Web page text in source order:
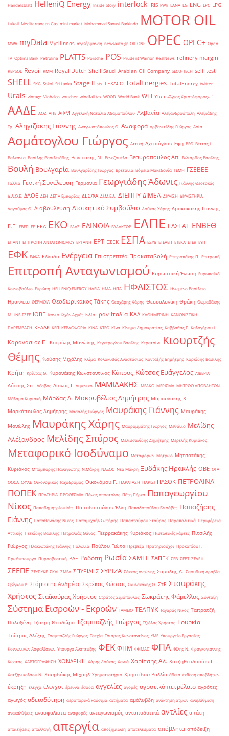
Handelsblatt HelleniQ Energy Inside Story interlock IRIS kWh LANA LG LNG LPC LPG
Lukoil Mediterranean Gas mini market Mohammad Sanusi Barkindo MOTOR OIL
MWh myData Mytilineos myΘέρμανση newsauto.gr OIL ONE OPEC OPEC+ Open
TV Optima Bank Petrolina PLATTS Porsche POS Prudent Warrior RealNews refinery margin
REPSOL Revoil RMM Royal Dutch Shell Saudi Arabian Oil Company SECU-TECH self-test
SHELL SKG Sokol Sri Lanka Stage II sts TEXACO TotalEnergies TotalEnergy twitter
Urals vintage Viohalco voucher windfall tax WOOD World Bank WTI Yiufi «Άγιος Χριστόφορος» ΄1
ΑΑΔΕ ΑΟΖ ΑΠΕ ΑΦΜ Αγγελική Ναταλία Αδαμοπούλου Αλβανία Αλεξανδρούπολη Αλεξιάδης
Τρ. Αληγιζάκης Γιάννης Αναγνωστόπουλος Θ. Αναφορά Αρβανιτίδης Γιώργος Ασία
Ασμάτογλου Γιώργος Αττική Αχτσιόγλου Έφη ΒΕΘ Βέττας Ι.
Βαλκάνια Βασίλης Βασιλειάδης Βελετάκης Ν. Βενεζουέλα Βεσυρόπουλος Απ. Βιλιάρδος Βασίλης
Βουλή Βουλγαρία Βουλγαρίδης Γιώργος Βρετανία Βόρεια Μακεδονία ΓΕΜΗ ΓΣΕΒΕΕ
Γαλλία Γενική Συνέλευση Γερμανία Γεωργιάδης Άδωνις Γιάννης Θεοτοκάς
Δ.Α.Ο.Ε. ΔΑΟΕ ΔΕΗ ΔΕΠΑ Εμπορίας ΔΕΣΦΑ ΔΙ.Μ.Ε.Α. ΔΙΕΠΠΥ ΔΙΜΕΑ ΔΙΥΛΙΣΗ ΔΙΥΛΙΣΤΗΡΙΑ
Δαγούμας Θ. Διαβούλευση Διοικητικό Συμβούλιο Δούκας Χάρης Δρακακάκης Γιάννης
Ε.Ε. ΕΒΕΠ ΕΕ ΕΕΑ ΕΚΟ ΕΛΑΣ ΕΛΙΝΟΙΛ ΕΛΛΑΚΤΩΡ ΕΛΠΕ ΕΛΣΤΑΤ ΕΝΒΕΘ
ΕΠΑΝΤ ΕΠΙΤΡΟΠΗ ΑΝΤΑΓΩΝΙΣΜΟΥ ΕΡΓΑΝΗ ΕΡΤ ΕΣΕΚ ΕΣΠΑ ΕΣΥΔ ΕΤΕΑΕΠ ΕΤΕΚΑ ΕΤΕπ ΕΥΠ
ΕΦΚ ΕΦΚΑ Ελλάδα Ενέργεια Επιστρεπτέα Προκαταβολή Επιτροπάκης Π. Επιτροπή
Επιτροπή Ανταγωνισμού Ευρωπαϊκή Ένωση Ευρωπαϊκό
Κοινοβούλιο Ευρώπη ΗELLENiQ ENERGY ΗΛΕΙΑ ΗΜΑ ΗΠΑ ΗΦΑΙΣΤΟΣ Ηνωμένο Βασίλειο
Ηράκλειο ΘΕΡΜΟΙΛ Θεοδωρικάκος Τάκης Θεοχάρης Χάρης Θεσσαλονίκη Θράκη Θωμαδάκης
Μ. ΙΝΕ-ΓΣΕΕ ΙΟΒΕ Ικόνιο Ιλχάν Αχμέτ Ινδία Ιράν Ιταλία ΚΑΔ ΚΑΘΗΜΕΡΙΝΗ ΚΑΝΟΝΙΣΤΙΚΗ
ΠΑΡΕΜΒΑΣΗ ΚΕΔΑΚ ΚΕΠ ΚΕΡΔΟΦΟΡΙΑ ΚΙΝΑ ΚΤΕΟ Κίνα Κίνημα Δημοκρατίας Καββαθάς Γ. Καλογήρου Ι.
Καρανάσιος Π. Κατρίνης Μανώλης Κεγκέρογλου Βασίλης Κερατσίνι
Κιουρτζής
Θέμης Κιούσης Μιχάλης Κλίμα Κολοκυθάς Αναστάσιος Κονταξής Δημήτρης Κορκίδης Βασίλης
Κρήτη Κρίντας Θ. Κυρανάκης Κωνσταντίνος Κύπρος Κώτσος Ευάγγελος ΛΙΒΕΡΙΑ
Λάτσης Σπ. Λέσβος Λιανός Ι. Λιμενικό ΜΑΜΙΔΑΚΗΣ ΜΕΛΚΟ ΜΕΡΙΣΜΑ ΜΗΤΡΩΟ ΑΠΟΒΛΗΤΩΝ
Μάλαμα Κυριακή Μάρδας Δ. Μακρυβέλιος Δημήτρης Μαμουλάκης Χ.
Μαρκόπουλος Δημήτρης Μασαλής Γιώργος Μαυράκης Γιάννης Μαυράκης
Μανώλης Μαυράκης Χάρης Μαυρομμάτης Γιώργος Μεθάνιο Μελίδης
Αλέξανδρος Μελίδης Σπύρος Μελισσανίδης Δημήτρης Μερελής Κυριάκος
Μεταφορικό Ισοδύναμο Μεταφορών Μητρώο Μητσοτάκης
Κυριάκος Μπόμπορης Παναγιώτης Ν.Μάκρη ΝΑΞΟΣ Νέα Μάκρη Ξυδάκης Ηρακλής ΟΒΕ ΟΓΑ
ΟΟΣΑ ΟΦΑΕ Οικονομικός Ταχυδρόμος Οικονόμου Γ. ΠΑΡΑΤΑΣΗ ΠΑΡΙΣΙ ΠΑΣΟΚ ΠΕΤΡΟΛΙΝΑ
ΠΟΠΕΚ ΠΡΑΤΗΡΙΑ ΠΡΟΘΕΣΜΙΑ Πάνας Απόστολος Πέτη Πέρκα Παπαγεωργίου
Νίκος Παπαδημητρίου Μπ. Παπαδοπούλου Έλλη Παπαδοπούλου Ελισάβετ Παπαζήσης
Γιάννης Παπαθανάσης Νίκος Παπαμιχαήλ Σωτήρης Παπασταύρου Σταύρος Παραπολιτικά Περιφέρεια
Αττικής Πετκίδης Βασίλης Πετραλιάς Θάνος Πιερρακάκης Κυριάκος Πιστωτικές κάρτες Πιτσιλής
Γιώργος Πλακιωτάκης Γιάννης Πολωνία Πούλου Γιώτα Πρέβεζα Πρατηριούχοι Προκοπίου Γ.
Πρωθυπουργό Πυροσβεστική ΡΑΕ Ροδόπη Ρωσία ΣΑΜΕΕ ΣΑΠΕΚ ΣΕΒ ΣΕΒΤ ΣΕΔΕ ΙΙ
ΣΕΕΠΕ ΣΕΥΠΥΚΕ ΣΚΑΙ ΣΜΕΑ ΣΠΥΡΙΔΗΣ ΣΥΡΙΖΑ Σάκκος Αντώνης Σαμόλης Λ. Σαουδική Αραβία
Σβίγκου Ρ. Σιάμισιης Ανδρέας Σκρέκας Κώστας Σκυλακάκης Θ. ΣτΕ Σταυράκης
Χρήστος Σταϊκούρας Χρήστος Στράτος Σιμόπουλος Σωκράτης Φάμελλος Σύνταξη
Σύστημα Εισροών - Εκροών ΤΑΜΕΙΟ ΤΕΑΠΥΚ Ταγαράς Νίκος Ταπρατζή
Πολυξένη Τζάκρη Θεοδώρα Τζαμπαζλής Γιώργος Τζιόλας Χρήστος Τουρκία
Τσίπρας Αλέξης Τσαμπαζλής Γιώργος Τσεχία Τσιάρας Κωνσταντίνος ΥΜΕ Υπουργείο Εργασίας
Κοινωνικών Ασφαλίσεων Υπουργό Ανάπτυξης ΦΕΚ ΦΗΜ ΦΗΜΑΣ ΦΠΑ Φίλης Ν. Φραγκογιάννης
Κώστας ΧΑΡΤΟΓΡΑΦΗΣΗ ΧΟΝΔΡΙΚΗ Χάρης Δούκας Χανιά Χαρίτσης Αλ. Χατζηθεοδοσίου Γ.
Χατζηνικολάου Ν. Χουρδάκης Μιχαήλ Χρηματιστήριο Χρηστίδου Ραλλία άδεια έκθεση αποβλήτων
έκρηξη έλεγχο έλεγχοι έρευνα έσοδα αγγελίες αγορές αγροτικό πετρέλαιο αγρότες
αγωγός αδειοδότηση αεροπορικά καύσιμα αιτήματα αμόλυβδη ανάκτηση ατμών αναβάθμιση
ανακαλύψεις ανασφάλιστα αναφορές ανταγωνισμός ανταποδοτικά αντλίες απάτη
απαιτήσεις απαλλαγή απεργία αποζημίωση αποτελέσματα απόβλητα απόδειξη